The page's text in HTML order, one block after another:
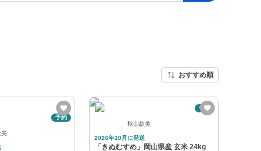
おすすめ順
予約
美
予約
秋山款美
2026年10月に発送
「きぬむすめ」岡山県産 玄米 24kg